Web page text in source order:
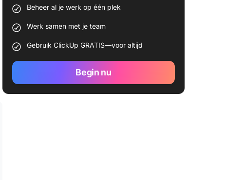
Beheer al je werk op één plek
Werk samen met je team
Gebruik ClickUp GRATIS—voor altijd
Begin nu